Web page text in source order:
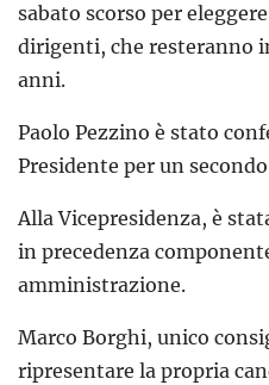
sabato scorso per
dirigenti, che resteranno
anni.
Paolo Pezzino è stato
Presidente per un
Alla Vicepresidenza, è
in precedenza
amministrazione.
Marco Borghi, unico
ripresentare la propria